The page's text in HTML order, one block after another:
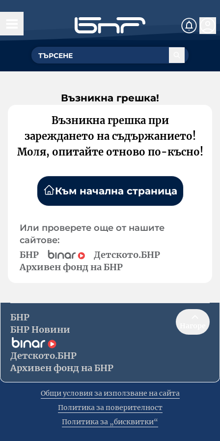
Възникна грешка!
Възникна грешка при
зареждането на съдържанието!
Моля, опитайте отново по-късно!
Към начална страница
Или проверете още от нашите
сайтове:
БНР
Детското.БНР
Архивен фонд на БНР
БНР
БНР Новини
Детското.БНР
Архивен фонд на БНР
Общи условия за използване на сайта
Политика за поверителност
Политика за „бисквитки“